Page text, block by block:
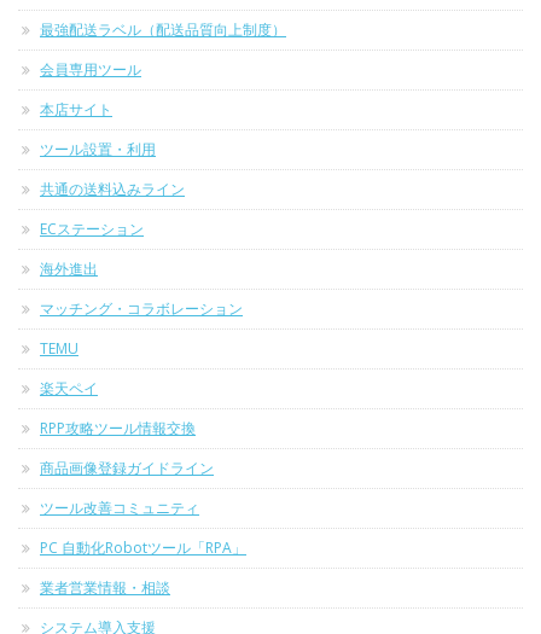
最強配送ラベル（配送品質向上制度）
会員専用ツール
本店サイト
ツール設置・利用
共通の送料込みライン
ECステーション
海外進出
マッチング・コラボレーション
TEMU
楽天ペイ
RPP攻略ツール情報交換
商品画像登録ガイドライン
ツール改善コミュニティ
PC 自動化Robotツール「RPA」
業者営業情報・相談
システム導入支援